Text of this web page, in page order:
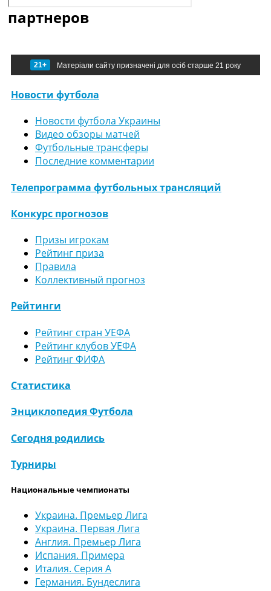
партнеров
21+ Матеріали сайту призначені для осіб старше 21 року
Новости футбола
Новости футбола Украины
Видео обзоры матчей
Футбольные трансферы
Последние комментарии
Телепрограмма футбольных трансляций
Конкурс прогнозов
Призы игрокам
Рейтинг приза
Правила
Коллективный прогноз
Рейтинги
Рейтинг стран УЕФА
Рейтинг клубов УЕФА
Рейтинг ФИФА
Статистика
Энциклопедия Футбола
Сегодня родились
Турниры
Национальные чемпионаты
Украина. Премьер Лига
Украина. Первая Лига
Англия. Премьер Лига
Испания. Примера
Италия. Серия А
Германия. Бундеслига